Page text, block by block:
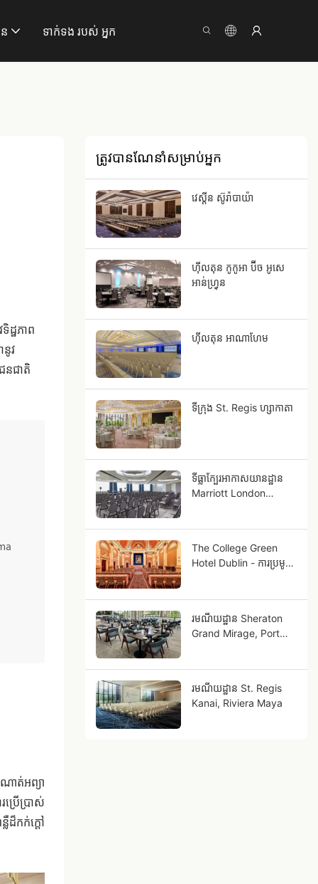
ទាក់ទង របស់ អ្នក
ឋភាព
នូវ
ជាតិ
ត់អព្យា
រើប្រាស់
ដ៏កក់ក្តៅ
ត្រូវបានណែនាំសម្រាប់អ្នក
វេស្តីន ស៊ូរ៉ាបាយ៉ា
ហ៊ីលតុន កូកូអា ប៊ីច អូសេ
អាន់ហ្វ្រុន
ហ៊ីលតុន អាណាហែម
ទីក្រុង St. Regis ហ្សាកាតា
ទីធ្លាក្បែរអាកាសយានដ្ឋាន
Marriott London
The College Green
Hotel Dublin - ការប្រមូល
រមណីយដ្ឋាន Sheraton
Grand Mirage, Port
រមណីយដ្ឋាន St. Regis
Kanai, Riviera Maya